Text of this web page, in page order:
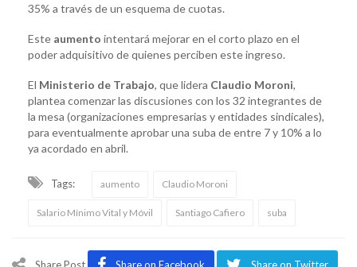
35% a través de un esquema de cuotas.
Este aumento intentará mejorar en el corto plazo en el
poder adquisitivo de quienes perciben este ingreso.
El Ministerio de Trabajo, que lidera Claudio Moroni,
plantea comenzar las discusiones con los 32 integrantes de
la mesa (organizaciones empresarias y entidades sindicales),
para eventualmente aprobar una suba de entre 7 y 10% a lo
ya acordado en abril.
Tags: aumento Claudio Moroni
Salario Mínimo Vital y Móvil Santiago Cafiero suba